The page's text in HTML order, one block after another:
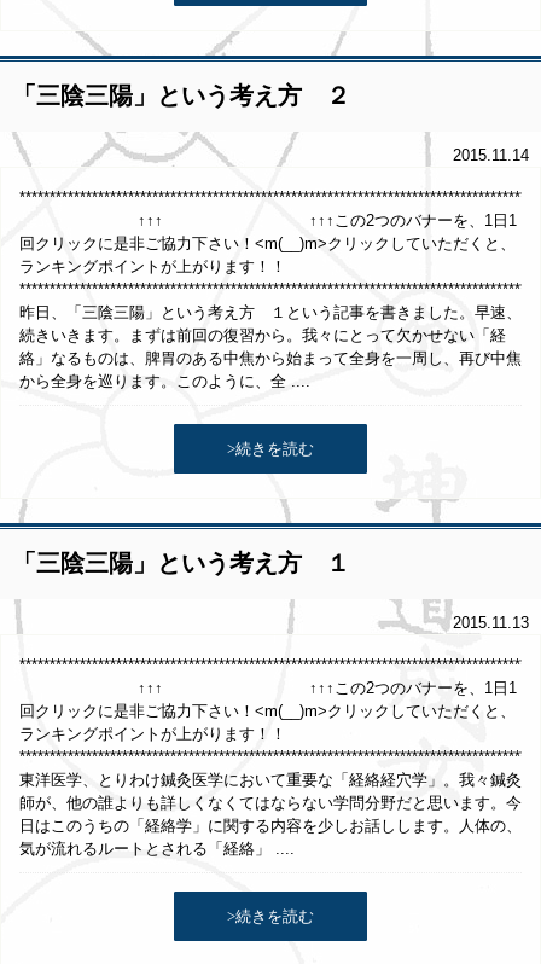
「三陰三陽」という考え方 ２
2015.11.14
↑↑↑ ↑↑↑この2つのバナーを、1日1
回クリックに是非ご協力下さい！<m(__)m>クリックしていただくと、
ランキングポイントが上がります！！
昨日、「三陰三陽」という考え方 １という記事を書きました。早速、
続きいきます。まずは前回の復習から。我々にとって欠かせない「経
絡」なるものは、脾胃のある中焦から始まって全身を一周し、再び中焦
から全身を巡ります。このように、全 ....
>続きを読む
「三陰三陽」という考え方 １
2015.11.13
↑↑↑ ↑↑↑この2つのバナーを、1日1
回クリックに是非ご協力下さい！<m(__)m>クリックしていただくと、
ランキングポイントが上がります！！
東洋医学、とりわけ鍼灸医学において重要な「経絡経穴学」。我々鍼灸
師が、他の誰よりも詳しくなくてはならない学問分野だと思います。今
日はこのうちの「経絡学」に関する内容を少しお話しします。人体の、
気が流れるルートとされる「経絡」 ....
>続きを読む